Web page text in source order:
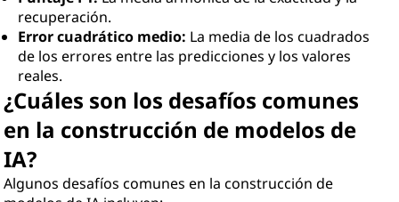
recuperación.
Error cuadrático medio: La media de los cuadrados
de los errores entre las predicciones y los valores
reales.
¿Cuáles son los desafíos comunes
en la construcción de modelos de
IA?
Algunos desafíos comunes en la construcción de